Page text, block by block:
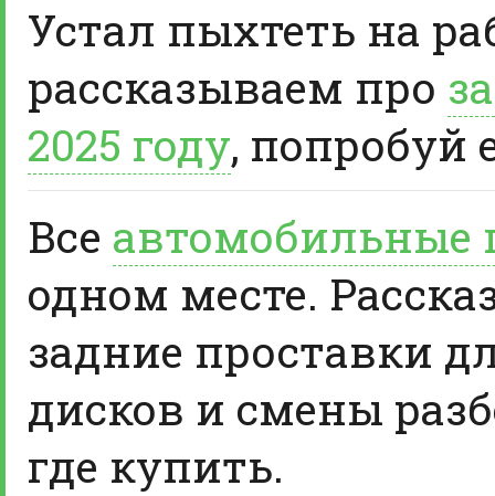
Устал пыхтеть на
рассказываем про
2025 году, попробуй
Все автомобильные
одном месте.
задние проставки
дисков и смены
где купить.